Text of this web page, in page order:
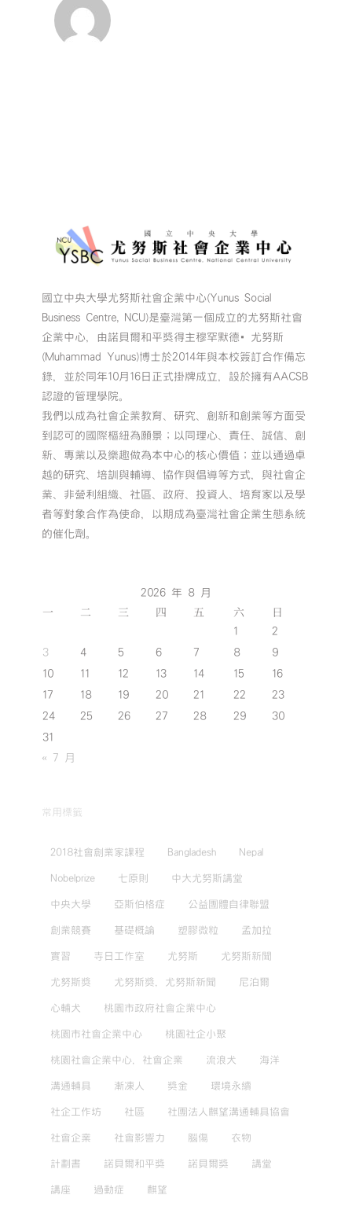
國立中央大學尤努斯社會企業中心(Yunus Social
Business Centre, NCU)是臺灣第一個成立的尤努斯社會
企業中心，由諾貝爾和平獎得主穆罕默德•尤努斯
(Muhammad Yunus)博士於2014年與本校簽訂合作備忘
錄，並於同年10月16日正式掛牌成立，設於擁有AACSB
認證的管理學院。
我們以成為社會企業教育、研究、創新和創業等方面受
到認可的國際樞紐為願景；以同理心、責任、誠信、創
新、專業以及樂趣做為本中心的核心價值；並以通過卓
越的研究、培訓與輔導、協作與倡導等方式，與社會企
業、非營利組織、社區、政府、投資人、培育家以及學
者等對象合作為使命，以期成為臺灣社會企業生態系統
的催化劑。
2026 年 8 月
一 二 三 四 五 六 日
1
2
3
4 5 6 7 8
9
10
11 12 13 14 15
16
17
18 19 20 21 22
23
24
25 26 27 28 29
30
31
« 7 月
常用標籤
2018社會創業家課程 Bangladesh Nepal
Nobelprize 七原則 中大尤努斯講堂
中央大學 亞斯伯格症 公益團體自律聯盟
創業競賽 基礎概論 塑膠微粒 孟加拉
實習 寺日工作室 尤努斯 尤努斯新聞
尤努斯獎 尤努斯獎，尤努斯新聞 尼泊爾
心輔犬 桃園市政府社會企業中心
桃園市社會企業中心 桃園社企小聚
桃園社會企業中心，社會企業 流浪犬 海洋
溝通輔具 漸凍人 獎金 環境永續
社企工作坊 社區 社團法人麒望溝通輔具協會
社會企業 社會影響力 腦傷 衣物
計劃書 諾貝爾和平獎 諾貝爾獎 講堂
講座 過動症 麒望